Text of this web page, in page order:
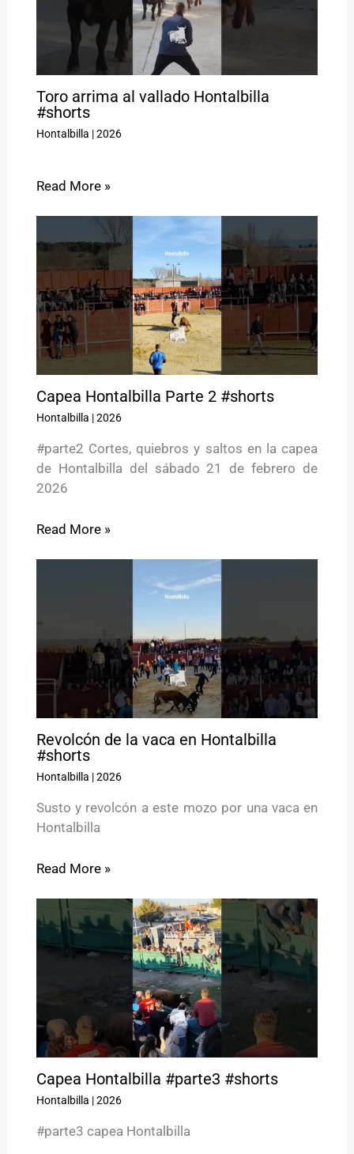
Toro arrima al vallado Hontalbilla
#shorts
Hontalbilla |2026
Read More »
Capea Hontalbilla Parte 2 #shorts
Hontalbilla |2026
#parte2 Cortes, quiebros y saltos en la capea
de Hontalbilla del sábado 21 de febrero de
2026
Read More »
Revolcón de la vaca en Hontalbilla
#shorts
Hontalbilla |2026
Susto y revolcón a este mozo por una vaca en
Hontalbilla
Read More »
Capea Hontalbilla #parte3 #shorts
Hontalbilla |2026
#parte3 capea Hontalbilla